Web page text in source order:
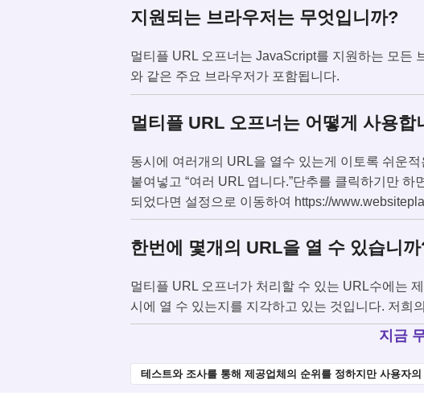
지원되는 브라우저는 무엇입니까?
멀티플 URL 오프너는 JavaScript를 지원하는 모든
와 같은 주요 브라우저가 포함됩니다.
멀티플 URL 오프너는 어떻게 사용합
동시에 여러개의 URL을 열수 있는게 이토록 쉬운
붙여넣고 “여러 URL 엽니다.”단추를 클릭하기만
되었다면 설정으로 이동하여 https://
한번에 몇개의 URL을 열 수 있습니
멀티플 URL 오프너가 처리할 수 있는 URL수에는
시에 열 수 있는지를 지각하고 있는 것입니다. 저희
지금
테스트와 조사를 통해 제공업체의 순위를 정하지만 사용자